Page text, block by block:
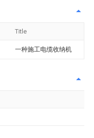
Title
一种施工电缆收纳机